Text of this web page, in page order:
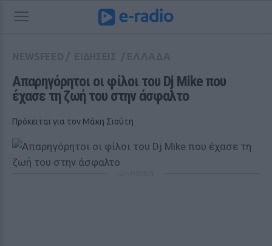
Απαρηγόρητοι οι φίλοι του Dj Mike που
έχασε τη ζωή του στην άσφαλτο
Πρόκειται για τον Μάκη Σιούτη